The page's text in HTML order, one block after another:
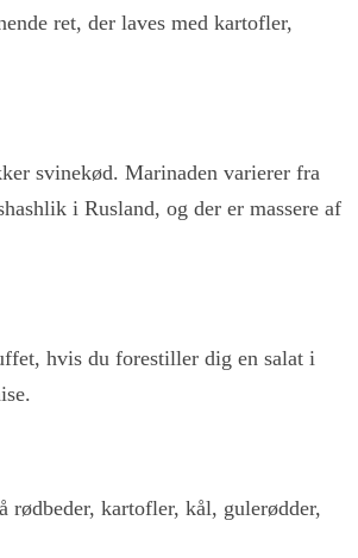
ret, der laves med kartofler,
svinekød. Marinaden varierer fra
i Rusland, og der er massere af
hvis du forestiller dig en salat i
rødbeder, kartofler, kål, gulerødder,